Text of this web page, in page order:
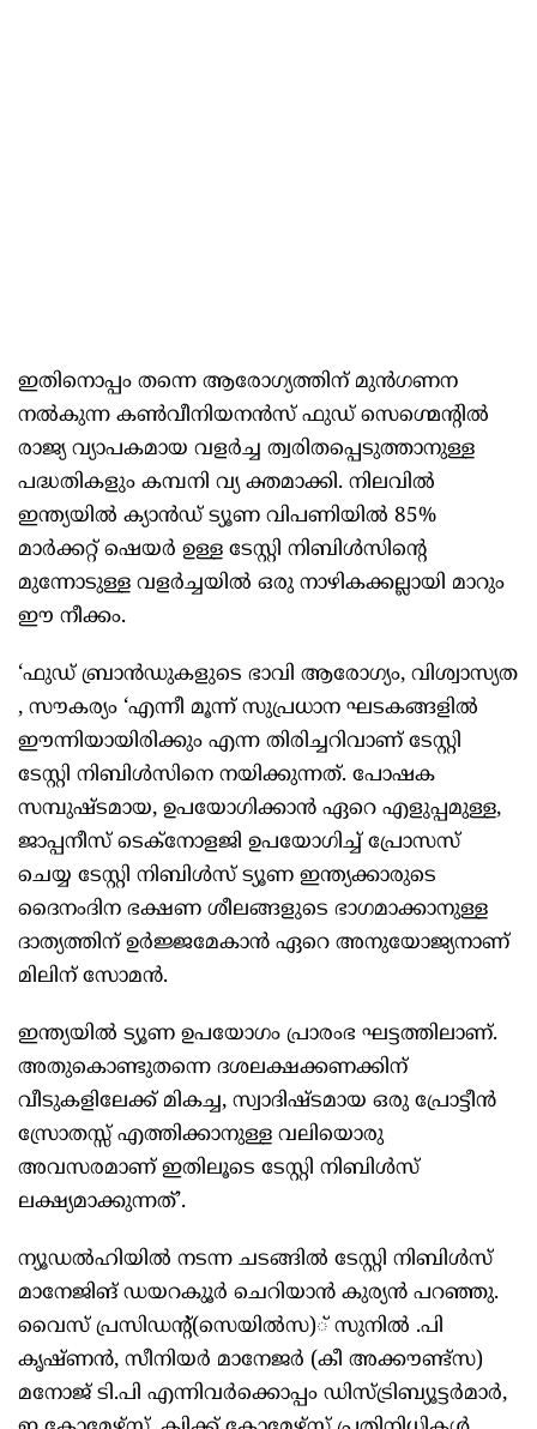
ഇതിനൊപ്പം തന്നെ ആരോഗ്യത്തിന് മുൻഗണന
നൽകുന്ന കൺവീനിയനൻസ് ഫുഡ് സെഗ്മെന്റിൽ
രാജ്യ വ്യാപകമായ വളർച്ച ത്വരിതപ്പെടുത്താനുള്ള
പദ്ധതികളും കമ്പനി വ്യ ക്തമാക്കി. നിലവിൽ
ഇന്ത്യയിൽ ക്യാൻഡ് ട്യൂണ വിപണിയിൽ 85%
മാർക്കറ്റ് ഷെയർ ഉള്ള ടേസ്റ്റി നിബിൾസിന്റെ
മുന്നോടുള്ള വളർച്ചയിൽ ഒരു നാഴികക്കല്ലായി മാറും
ഈ നീക്കം.
‘ഫുഡ് ബ്രാൻഡുകളുടെ ഭാവി ആരോഗ്യം, വിശ്വാസ്യത
, സൗകര്യം ‘എന്നീ മൂന്ന് സുപ്രധാന ഘടകങ്ങളിൽ
ഈന്നിയായിരിക്കും എന്ന തിരിച്ചറിവാണ് ടേസ്റ്റി
ടേസ്റ്റി നിബിൾസിനെ നയിക്കുന്നത്. പോഷക
സമ്പുഷ്ടമായ, ഉപയോഗിക്കാൻ ഏറെ എളുപ്പമുള്ള,
ജാപ്പനീസ് ടെക്‌നോളജി ഉപയോഗിച്ച് പ്രോസസ്
ചെയ്യ ടേസ്റ്റി നിബിൾസ് ട്യൂണ ഇന്ത്യക്കാരുടെ
ദൈനംദിന ഭക്ഷണ ശീലങ്ങളുടെ ഭാഗമാക്കാനുള്ള
ദാത്യത്തിന് ഉർജ്ജമേകാൻ ഏറെ അനുയോജ്യനാണ്
മിലിന് സോമൻ.
ഇന്ത്യയിൽ ട്യൂണ ഉപയോഗം പ്രാരംഭ ഘട്ടത്തിലാണ്.
അതുകൊണ്ടുതന്നെ ദശലക്ഷക്കണക്കിന്
വീടുകളിലേക്ക് മികച്ച, സ്വാദിഷ്ടമായ ഒരു പ്രോട്ടീൻ
സ്രോതസ്സ് എത്തിക്കാനുള്ള വലിയൊരു
അവസരമാണ് ഇതിലൂടെ ടേസ്റ്റി നിബിൾസ്
ലക്ഷ്യമാക്കുന്നത്’.
ന്യൂഡൽഹിയിൽ നടന്ന ചടങ്ങിൽ ടേസ്റ്റി നിബിൾസ്
മാനേജിങ് ഡയറകുൂർ ചെറിയാൻ കുര്യൻ പറഞ്ഞു.
വൈസ് പ്രസിഡന്റ്(സെയിൽസ)് സുനിൽ .പി
കൃഷ്ണൻ, സീനിയർ മാനേജർ (കീ അക്കൗണ്ട്‌സ)
മനോജ് ടി.പി എന്നിവർക്കൊപ്പം ഡിസ്ട്രിബ്യൂട്ടർമാർ,